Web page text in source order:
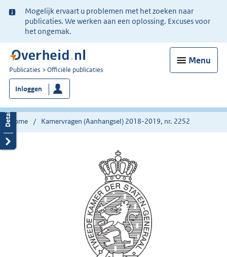
Ter
informatie:
Mogelijk ervaart u problemen met het zoeken naar
publicaties. We werken aan een oplossing. Excuses voor
het ongemak.
Menu
U
bent
nu
hier:
Publicaties Officiële publicaties
Inloggen
Home Kamervragen (Aanhangsel) 2018-2019, nr. 2252